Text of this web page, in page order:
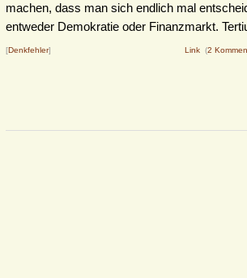
machen, dass man sich endlich mal
entweder Demokratie oder Finanzmarkt.
[Denkfehler] Link (2